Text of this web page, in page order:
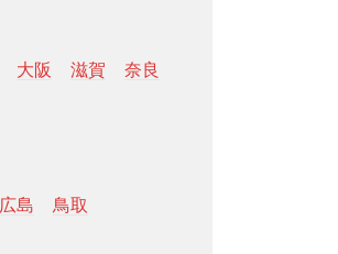
大阪 滋賀 奈良
広島 鳥取